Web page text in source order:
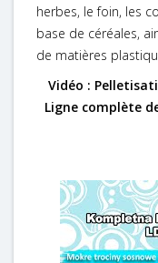
herbes, le foin, les
base de céréales,
de matières
Vidéo :
Ligne complète